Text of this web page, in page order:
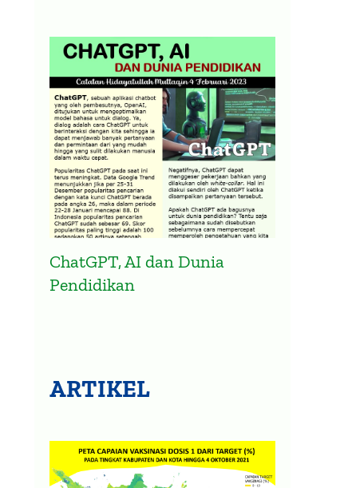
ChatGPT, AI dan Dunia
Pendidikan
ARTIKEL